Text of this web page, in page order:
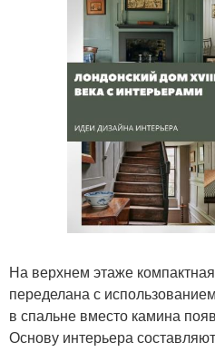
На верхнем этаже
переделана с
в спальне вместо камина
Основу интерьера